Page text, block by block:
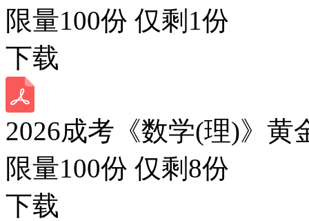
限量100份 仅剩 1份
下载
2026成考《数学(理)》黄
限量100份 仅剩 8份
下载